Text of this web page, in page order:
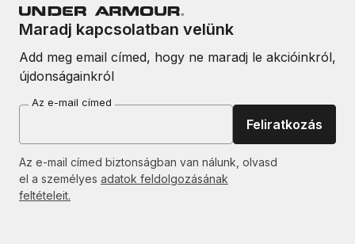
Maradj kapcsolatban velünk
Add meg email címed, hogy ne maradj le akcióinkról,
újdonságainkról
Az e-mail címed
Feliratkozás
Az e-mail címed biztonságban van nálunk, olvasd
el a személyes adatok feldolgozásának
feltételeit.